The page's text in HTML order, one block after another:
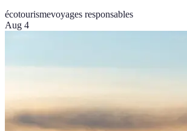
écotourismevoyages responsables
Aug 4